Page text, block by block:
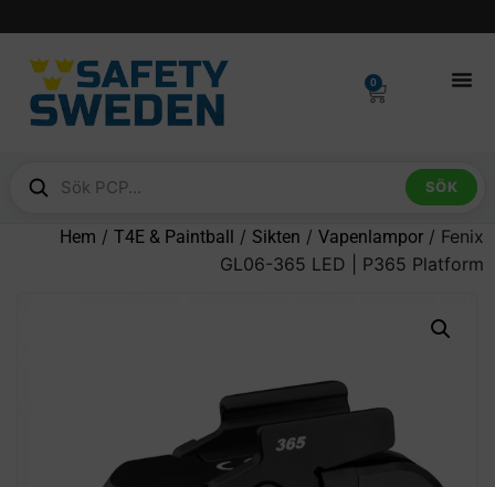
0
SÖK
Hem / T4E & Paintball / Sikten / Vapenlampor / Fenix
GL06-365 LED | P365 Platform